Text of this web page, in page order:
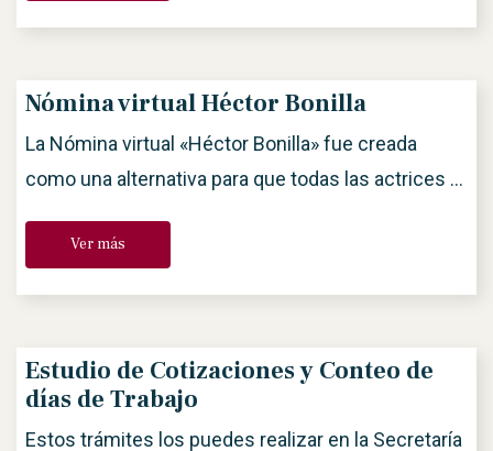
Tel. 55 5511 4000. Requisitos: Credencial de
socio/a o beneficiario/a si es […]
Nómina virtual Héctor Bonilla
La Nómina virtual «Héctor Bonilla» fue creada
como una alternativa para que todas las actrices y
producciones teatrales independientes o de
gubernamental (EFITeatro, UNAM, Bellas Artes,
Teatros de la Ciudad, INBA y otros) y legalmente
Ver más
Estudio de Cotizaciones y Conteo de
días de Trabajo
Estos trámites los puedes realizar en la Secretaría